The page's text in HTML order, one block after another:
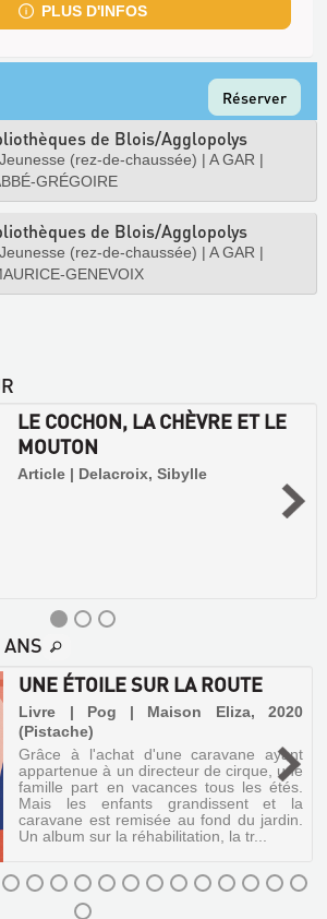
PLUS D'INFOS
Réserver
de Blois/Agglopolys
Jeunesse (rez-de-chaussée) | A GAR |
GRÉGOIRE
de Blois/Agglopolys
Jeunesse (rez-de-chaussée) | A GAR |
GENEVOIX
LE COCHON, LA CHÈVRE ET LE
MOUTON
Article | Delacroix, Sibylle
UNE ÉTOILE SUR LA ROUTE
Livre | Pog | Maison Eliza, 2020
(Pistache)
Grâce à l'achat d'une caravane ayant
appartenue à un directeur de cirque, une
famille part en vacances tous les étés.
Mais les enfants grandissent et la
caravane est remisée au fond du jardin.
Un album sur la réhabilitation, la tr...